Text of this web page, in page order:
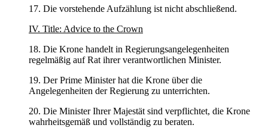
17. Die vorstehende Aufzählung ist nicht abschließend.
IV. Title: Advice to the Crown
18. Die Krone handelt in Regierungsangelegenheiten
regelmäßig auf Rat ihrer verantwortlichen Minister.
19. Der Prime Minister hat die Krone über die
Angelegenheiten der Regierung zu unterrichten.
20. Die Minister Ihrer Majestät sind verpflichtet, die Krone
wahrheitsgemäß und vollständig zu beraten.